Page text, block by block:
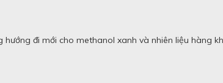
đi mới cho methanol xanh và nhiên liệu hàng